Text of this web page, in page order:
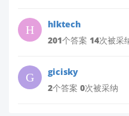
hlktech
201个答案 14次被采
gicisky
2个答案 0次被采纳